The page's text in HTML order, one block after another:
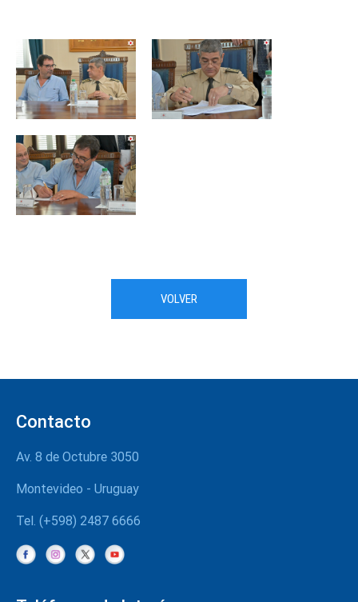
VOLVER
Contacto
Av. 8 de Octubre 3050
Montevideo - Uruguay
Tel. (+598) 2487 6666